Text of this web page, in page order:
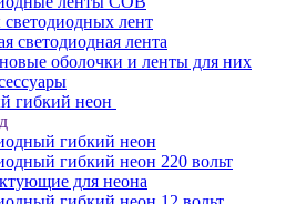
лент
светодиодная лента
оболочки и ленты для них
гибкий неон
гибкий неон
гибкий неон 220 вольт
для неона